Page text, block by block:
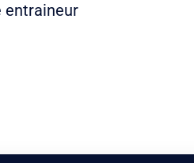
entraineur